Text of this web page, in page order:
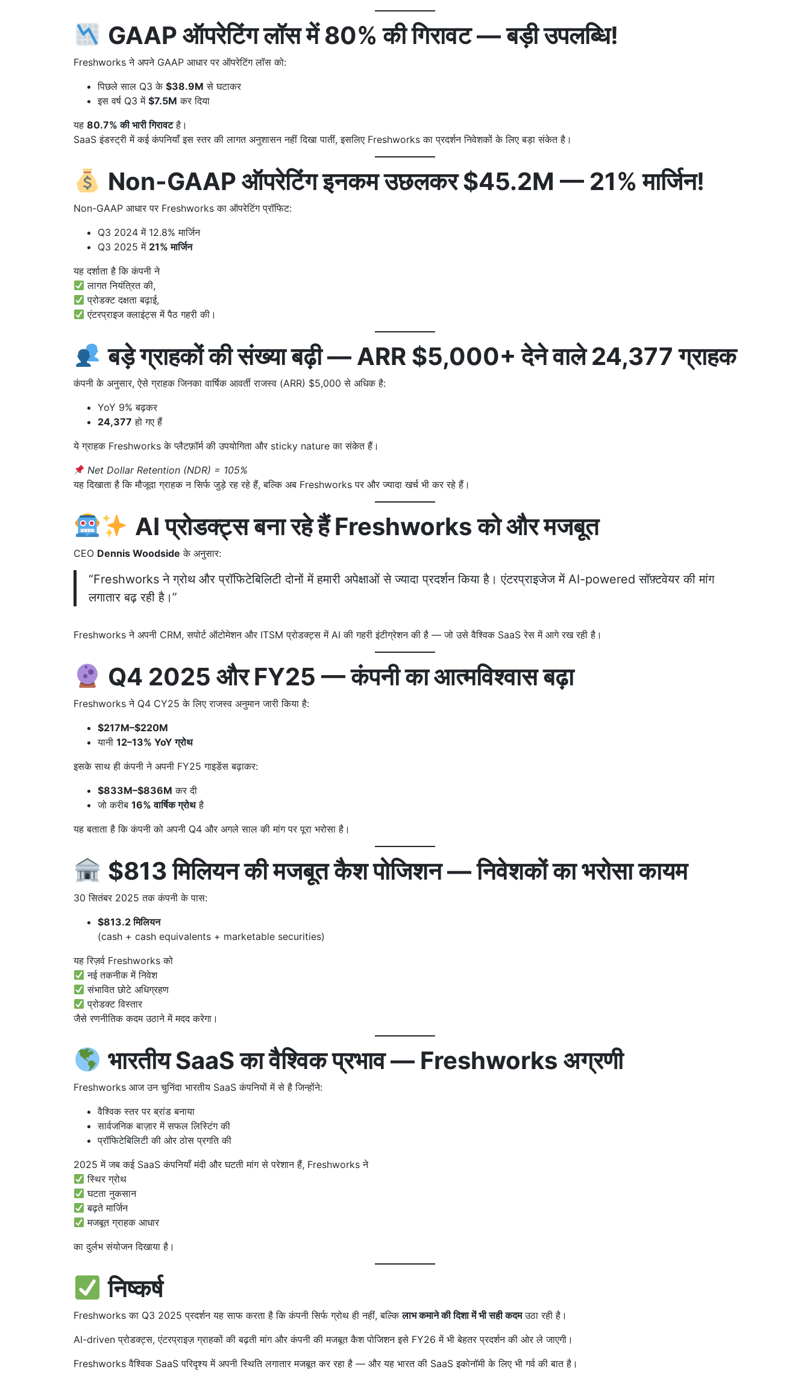
GAAP ऑपरेटिंग लॉस में 80% की गिरावट — बड़ी उपलब्धि!
Freshworks ने अपने GAAP आधार पर ऑपरेटिंग लॉस को:
पिछले साल Q3 के $38.9M से घटाकर
इस वर्ष Q3 में $7.5M कर दिया
यह 80.7% की भारी गिरावटहै।
SaaS इंडस्ट्री में कई कंपनियाँ इस स्तर की लागत अनुशासन नहीं दिखा पातीं, इसलिए Freshworks का प्रदर्शन निवेशकों के लिए बड़ा संकेत है।
Non-GAAP ऑपरेटिंग इनकम उछलकर $45.2M — 21% मार्जिन!
Non-GAAP आधार पर Freshworks का ऑपरेटिंग प्रॉफिट:
Q3 2024 में 12.8% मार्जिन
Q3 2025 में 21% मार्जिन
यह दर्शाता है कि कंपनी ने
लागत नियंत्रित की,
प्रोडक्ट दक्षता बढ़ाई,
एंटरप्राइज क्लाइंट्स में पैठ गहरी की।
बड़े ग्राहकों की संख्या बढ़ी — ARR $5,000+ देने वाले 24,377 ग्राहक
कंपनी के अनुसार, ऐसे ग्राहक जिनका वार्षिक आवर्ती राजस्व (ARR) $5,000 से अधिक है:
YoY 9% बढ़कर
24,377 हो गए हैं
ये ग्राहक Freshworks के प्लैटफ़ॉर्म की उपयोगिता और sticky nature का संकेत हैं।
Net Dollar Retention (NDR) = 105%
यह दिखाता है कि मौजूदा ग्राहक न सिर्फ जुड़े रह रहे हैं, बल्कि अब Freshworks पर और ज्यादा खर्च भी कर रहे हैं।
AI प्रोडक्ट्स बना रहे हैं Freshworks को और मजबूत
CEO Dennis Woodside के अनुसार:
“Freshworks ने ग्रोथ और प्रॉफिटेबिलिटी दोनों में हमारी अपेक्षाओं से ज्यादा प्रदर्शन किया है। एंटरप्राइजेज में AI-powered सॉफ़्टवेयर की मांग
लगातार बढ़ रही है।”
Freshworks ने अपनी CRM, सपोर्ट ऑटोमेशन और ITSM प्रोडक्ट्स में AI की गहरी इंटीग्रेशन की है — जो उसे वैश्विक SaaS रेस में आगे रख रही है।
Q4 2025 और FY25 — कंपनी का आत्मविश्वास बढ़ा
Freshworks ने Q4 CY25 के लिए राजस्व अनुमान जारी किया है:
$217M–$220M
यानी 12–13% YoY ग्रोथ
इसके साथ ही कंपनी ने अपनी FY25 गाइडेंस बढ़ाकर:
$833M–$836M कर दी
जो करीब 16% वार्षिक ग्रोथहै
यह बताता है कि कंपनी को अपनी Q4 और अगले साल की मांग पर पूरा भरोसा है।
$813 मिलियन की मजबूत कैश पोजिशन — निवेशकों का भरोसा कायम
30 सितंबर 2025 तक कंपनी के पास:
$813.2 मिलियन
(cash + cash equivalents + marketable securities)
यह रिज़र्व Freshworks को
नई तकनीक में निवेश
संभावित छोटे अधिग्रहण
प्रोडक्ट विस्तार
जैसे रणनीतिक कदम उठाने में मदद करेगा।
भारतीय SaaS का वैश्विक प्रभाव — Freshworks अग्रणी
Freshworks आज उन चुनिंदा भारतीय SaaS कंपनियों में से है जिन्होंने:
वैश्विक स्तर पर ब्रांड बनाया
सार्वजनिक बाज़ार में सफल लिस्टिंग की
प्रॉफिटेबिलिटी की ओर ठोस प्रगति की
2025 में जब कई SaaS कंपनियाँ मंदी और घटती मांग से परेशान हैं, Freshworks ने
स्थिर ग्रोथ
घटता नुकसान
बढ़ते मार्जिन
मजबूत ग्राहक आधार
का दुर्लभ संयोजन दिखाया है।
निष्कर्ष
Freshworks का Q3 2025 प्रदर्शन यह साफ करता है कि कंपनी सिर्फ ग्रोथ ही नहीं, बल्किलाभ कमाने की दिशा में भी सही कदमउठा रही है।
AI-driven प्रोडक्ट्स, एंटरप्राइज़ ग्राहकों की बढ़ती मांग और कंपनी की मजबूत कैश पोजिशन इसे FY26 में भी बेहतर प्रदर्शन की ओर ले जाएगी।
Freshworks वैश्विक SaaS परिदृश्य में अपनी स्थिति लगातार मजबूत कर रहा है — और यह भारत की SaaS इकोनॉमी के लिए भी गर्व की बात है।